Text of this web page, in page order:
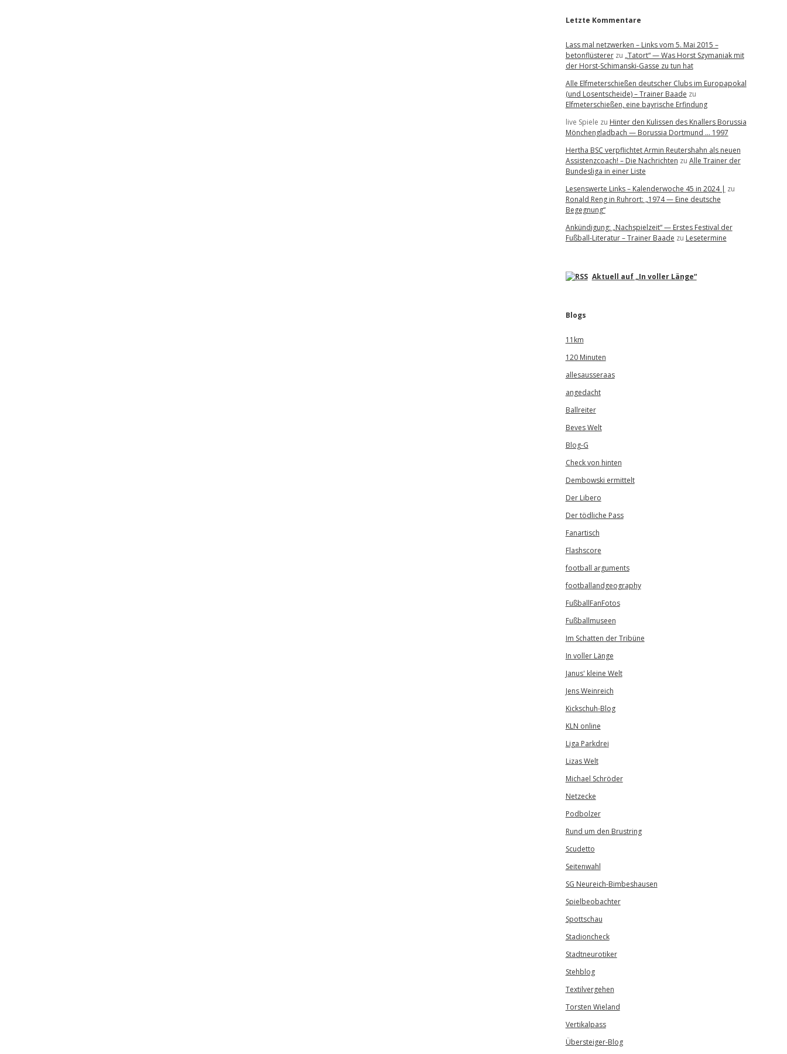
Letzte Kommentare
Lass mal netzwerken – Links vom 5. Mai 2015 –
betonflüstererzu „Tatort“ — Was Horst Szymaniak mit
der Horst-Schimanski-Gasse zu tun hat
Alle Elfmeterschießen deutscher Clubs im Europapokal
(und Losentscheide) – Trainer Baade zu
Elfmeterschießen, eine bayrische Erfindung
live Spiele zu Hinter den Kulissen des Knallers Borussia
Mönchengladbach — Borussia Dortmund … 1997
Hertha BSC verpflichtet Armin Reutershahn als neuen
Assistenzcoach! – Die Nachrichten zu Alle Trainer der
Bundesliga in einer Liste
Lesenswerte Links – Kalenderwoche 45 in 2024 | zu
Ronald Reng in Ruhrort: „1974 — Eine deutsche
Begegnung“
Ankündigung: „Nachspielzeit“ — Erstes Festival der
Fußball-Literatur – Trainer Baade zu Lesetermine
Aktuell auf „In voller Länge“
Blogs
11km
120 Minuten
allesausseraas
angedacht
Ballreiter
Beves Welt
Blog-G
Check von hinten
Dembowski ermittelt
Der Libero
Der tödliche Pass
Fanartisch
Flashscore
football arguments
footballandgeography
FußballFanFotos
Fußballmuseen
Im Schatten der Tribüne
In voller Länge
Janus' kleine Welt
Jens Weinreich
Kickschuh-Blog
KLN online
Liga Parkdrei
Lizas Welt
Michael Schröder
Netzecke
Podbolzer
Rund um den Brustring
Scudetto
Seitenwahl
SG Neureich-Bimbeshausen
Spielbeobachter
Spottschau
Stadioncheck
Stadtneurotiker
Stehblog
Textilvergehen
Torsten Wieland
Vertikalpass
Übersteiger-Blog